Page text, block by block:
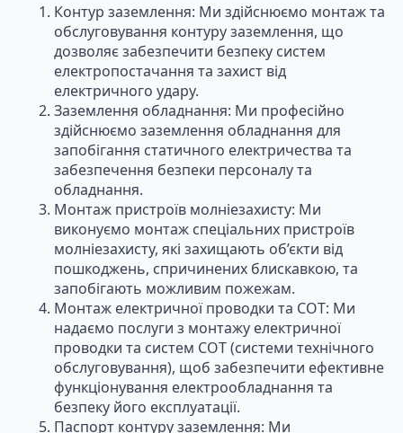
Контур заземлення: Ми здійснюємо монтаж та
обслуговування контуру заземлення, що
дозволяє забезпечити безпеку систем
електропостачання та захист від
електричного удару.
Заземлення обладнання: Ми професійно
здійснюємо заземлення обладнання для
запобігання статичного електричества та
забезпечення безпеки персоналу та
обладнання.
Монтаж пристроїв молніезахисту: Ми
виконуємо монтаж спеціальних пристроїв
молніезахисту, які захищають об’єкти від
пошкоджень, спричинених блискавкою, та
запобігають можливим пожежам.
Монтаж електричної проводки та СОТ: Ми
надаємо послуги з монтажу електричної
проводки та систем СОТ (системи технічного
обслуговування), щоб забезпечити ефективне
функціонування електрообладнання та
безпеку його експлуатації.
Паспорт контуру заземлення: Ми